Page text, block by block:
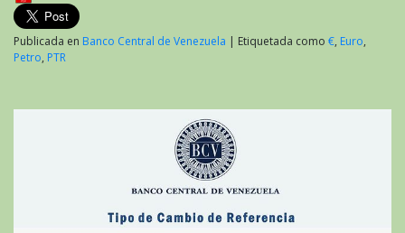
Publicada en Banco Central de Venezuela | Etiquetada como €, Euro,
Petro, PTR